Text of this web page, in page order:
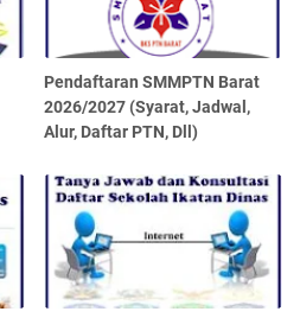
Pendaftaran SMMPTN Barat
2026/2027 (Syarat, Jadwal,
Alur, Daftar PTN, Dll)